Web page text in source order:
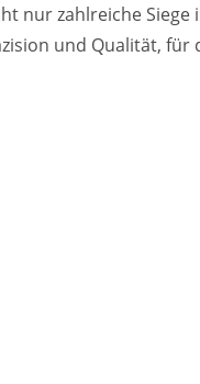
nur zahlreiche Siege
und Qualität, für